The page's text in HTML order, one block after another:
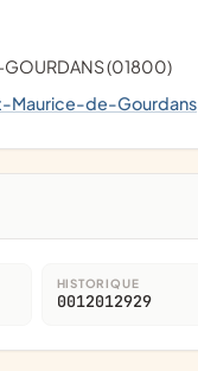
(01800)
Maurice-de-Gourdans
HISTORIQUE
0012012929